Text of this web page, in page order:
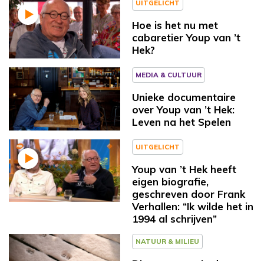
UITGELICHT
Hoe is het nu met
cabaretier Youp van ’t
Hek?
MEDIA & CULTUUR
Unieke documentaire
over Youp van ’t Hek:
Leven na het Spelen
UITGELICHT
Youp van ’t Hek heeft
eigen biografie,
geschreven door Frank
Verhallen: “Ik wilde het in
1994 al schrijven”
NATUUR & MILIEU